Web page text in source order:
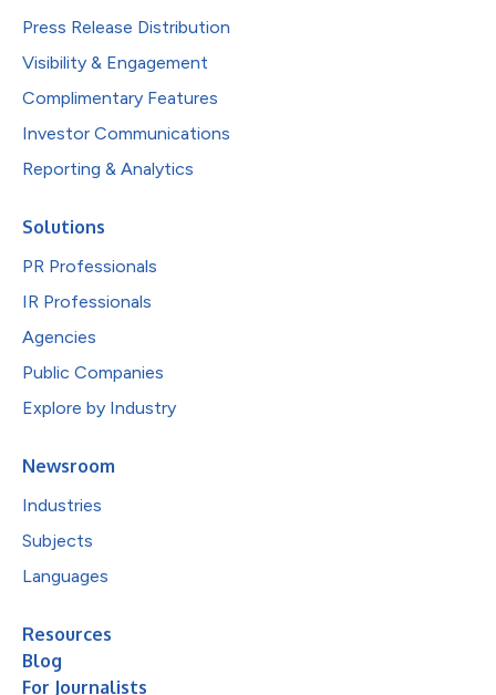
Press Release Distribution
Visibility & Engagement
Complimentary Features
Investor Communications
Reporting & Analytics
Solutions
PR Professionals
IR Professionals
Agencies
Public Companies
Explore by Industry
Newsroom
Industries
Subjects
Languages
Resources
Blog
For Journalists